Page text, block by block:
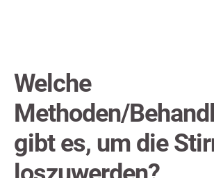
Welche
Methoden/
gibt es, um die